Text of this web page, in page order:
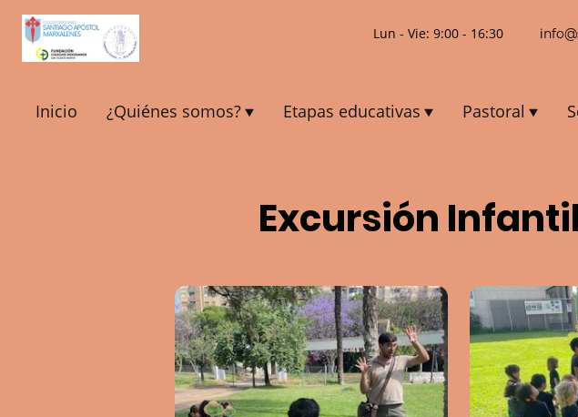
Lun - Vie: 9:00 - 16:30 i
Inicio ¿Quiénes somos? Etapas educativas Pastoral
Excursión